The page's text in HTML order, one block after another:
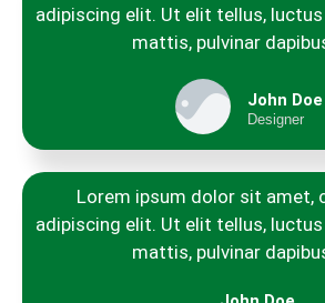
adipiscing elit. Ut elit tellus,
mattis, pulvinar
John Doe
Designer
Lorem ipsum dolor sit amet,
adipiscing elit. Ut elit tellus,
mattis, pulvinar